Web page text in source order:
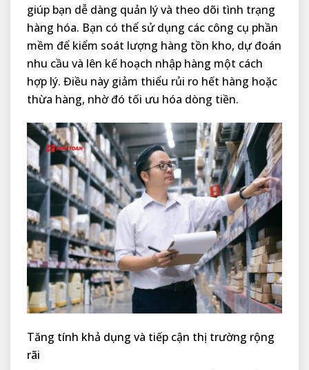
giúp bạn dễ dàng quản lý và theo dõi tình trạng
hàng hóa. Bạn có thể sử dụng các công cụ phần
mềm để kiểm soát lượng hàng tồn kho, dự đoán
nhu cầu và lên kế hoạch nhập hàng một cách
hợp lý. Điều này giảm thiểu rủi ro hết hàng hoặc
thừa hàng, nhờ đó tối ưu hóa dòng tiền.
Tăng tính khả dụng và tiếp cận thị trường rộng
rãi